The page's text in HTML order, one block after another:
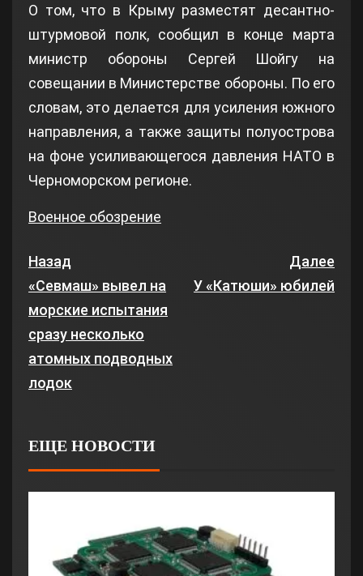
О том, что в Крыму разместят десантно-
штурмовой полк, сообщил в конце марта
министр обороны Сергей Шойгу на
совещании в Министерстве обороны. По его
словам, это делается для усиления южного
направления, а также защиты полуострова
на фоне усиливающегося давления НАТО в
Черноморском регионе.
Военное обозрение
Назад
«Севмаш» вывел на
морские испытания
сразу несколько
атомных подводных
лодок
Далее
У «Катюши» юбилей
ЕЩЕ НОВОСТИ